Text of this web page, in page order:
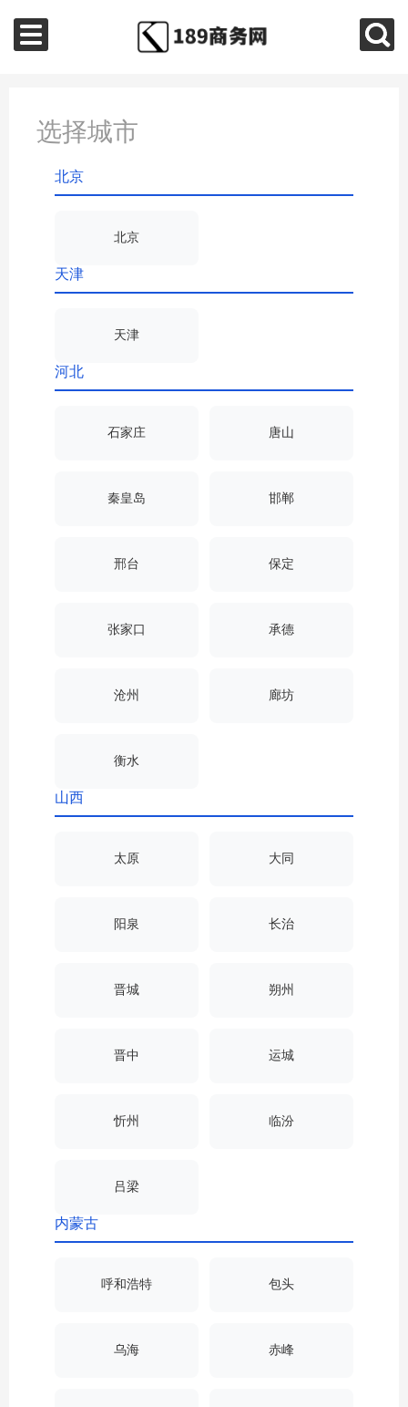
选择城市
北京
北京
天津
天津
河北
石家庄 唐山
秦皇岛 邯郸
邢台 保定
张家口 承德
沧州 廊坊
衡水
山西
太原 大同
阳泉 长治
晋城 朔州
晋中 运城
忻州 临汾
吕梁
内蒙古
呼和浩特 包头
乌海 赤峰